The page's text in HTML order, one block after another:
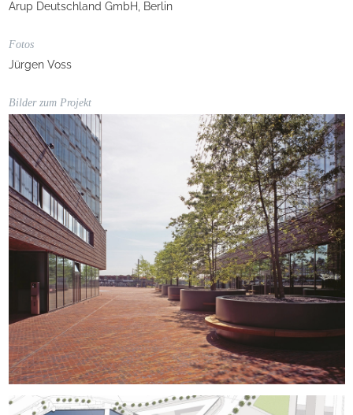
Arup Deutschland GmbH, Berlin
Fotos
Jürgen Voss
Bilder zum Projekt